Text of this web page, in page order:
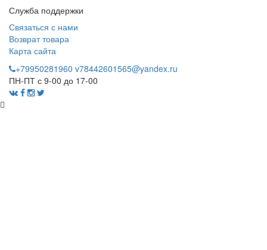
Служба поддержки
Связаться с нами
Возврат товара
Карта сайта
+79950281960 v78442601565@yandex.ru
ПН-ПТ с 9-00 до 17-00